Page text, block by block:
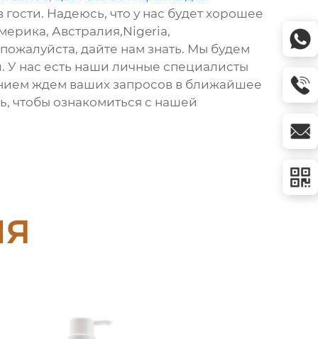
Надеюсь, что у нас будет хорошее
Австралия,Nigeria,
дайте нам знать. Мы будем
нас есть наши личные специалисты
ждем ваших запросов в ближайшее
чтобы ознакомиться с нашей